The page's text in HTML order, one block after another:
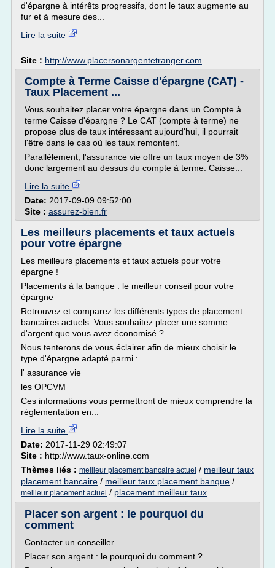
d'épargne à intérêts progressifs, dont le taux augmente au
fur et à mesure des...
Lire la suite
Site : http://www.placersonargentetranger.com
Compte à Terme Caisse d'épargne (CAT) -
Taux Placement ...
Vous souhaitez placer votre épargne dans un Compte à
terme Caisse d'épargne ? Le CAT (compte à terme) ne
propose plus de taux intéressant aujourd'hui, il pourrait
l'être dans le cas où les taux remontent.
Parallèlement, l'assurance vie offre un taux moyen de 3%
donc largement au dessus du compte à terme. Caisse...
Lire la suite
Date: 2017-09-09 09:52:00
Site : assurez-bien.fr
Les meilleurs placements et taux actuels
pour votre épargne
Les meilleurs placements et taux actuels pour votre
épargne !
Placements à la banque : le meilleur conseil pour votre
épargne
Retrouvez et comparez les différents types de placement
bancaires actuels. Vous souhaitez placer une somme
d'argent que vous avez économisé ?
Nous tenterons de vous éclairer afin de mieux choisir le
type d'épargne adapté parmi :
l' assurance vie
les OPCVM
Ces informations vous permettront de mieux comprendre la
réglementation en...
Lire la suite
Date: 2017-11-29 02:49:07
Site : http://www.taux-online.com
Thèmes liés : meilleur placement bancaire actuel / meilleur taux
placement bancaire / meilleur taux placement banque /
meilleur placement actuel / placement meilleur taux
Placer son argent : le pourquoi du
comment
Contacter un conseiller
Placer son argent : le pourquoi du comment ?